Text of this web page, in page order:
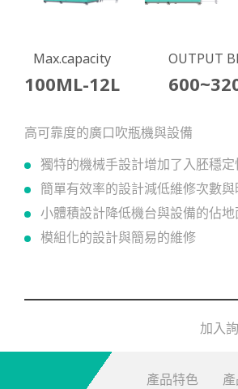
Max.capacity
100ML-12L
OUTPUT
高可靠度的廣口吹瓶機與設備
獨特的機械手設計增加了入胚穩定
簡單有效率的設計減低維修次數與
小體積設計降低機台與設備的佔地
模組化的設計與簡易的維修
加入
產品特色